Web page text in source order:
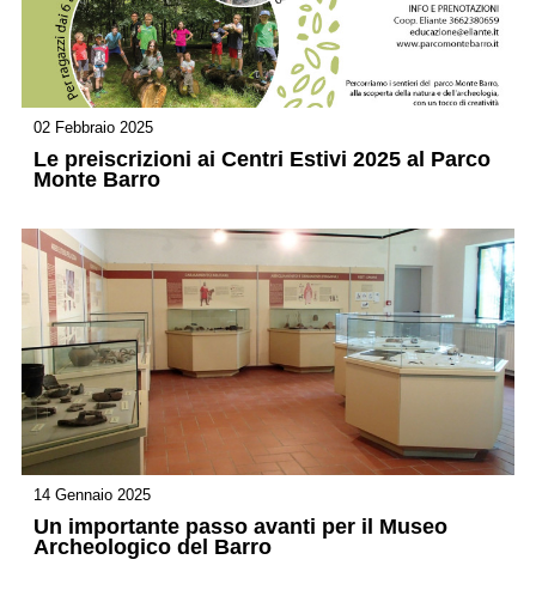
02 Febbraio 2025
Le preiscrizioni ai Centri Estivi 2025 al Parco
Monte Barro
14 Gennaio 2025
Un importante passo avanti per il Museo
Archeologico del Barro